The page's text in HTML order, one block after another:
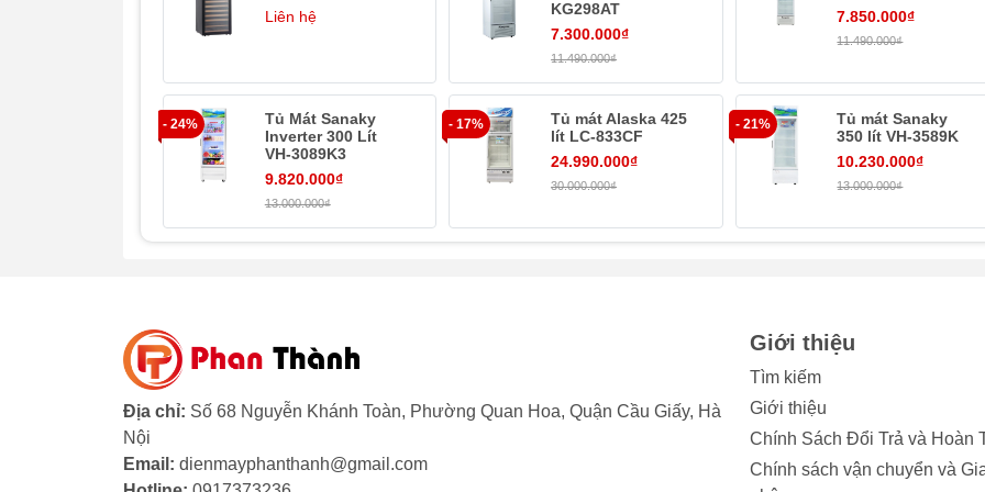
Liên hệ
KG298AT
7.300.000₫
11.490.000₫
7.850.000₫
11.490.000₫
- 24%
Tủ Mát Sanaky
Inverter 300 Lít
VH-3089K3
9.820.000₫
13.000.000₫
- 17%
Tủ mát Alaska 425
lít LC-833CF
24.990.000₫
30.000.000₫
- 21%
Tủ mát Sanaky
350 lít VH-3589K
10.230.000₫
13.000.000₫
Địa chỉ: Số 68 Nguyễn Khánh Toàn, Phường Quan Hoa, Quận Cầu Giấy, Hà
Nội
Email: dienmayphanthanh@gmail.com
Giới thiệu
Tìm kiếm
Giới thiệu
Chính Sách Đổi Trả và Hoàn
Chính sách vận chuyển và